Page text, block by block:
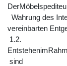
Wahrung des
vereinbarten
1.2.
sind